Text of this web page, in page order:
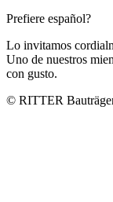
Prefiere español?
Lo invitamos
Uno de nuestros
con gusto.
© RITTER